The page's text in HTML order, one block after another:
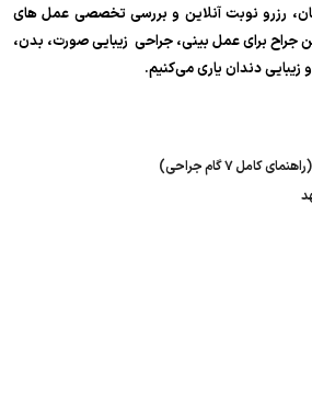
رزرو نوبت آنلاین و بررسی تخصصی عمل های
جراح برای عمل بینی، جراحی زیبایی صورت، بدن،
دندان یاری می‌کنیم.
۷ گام جراحی)